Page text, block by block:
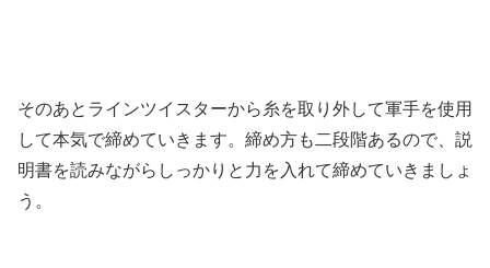
そのあとラインツイスターから糸を取り外して軍手を使用
して本気で締めていきます。締め方も二段階あるので、説
明書を読みながらしっかりと力を入れて締めていきましょ
う。